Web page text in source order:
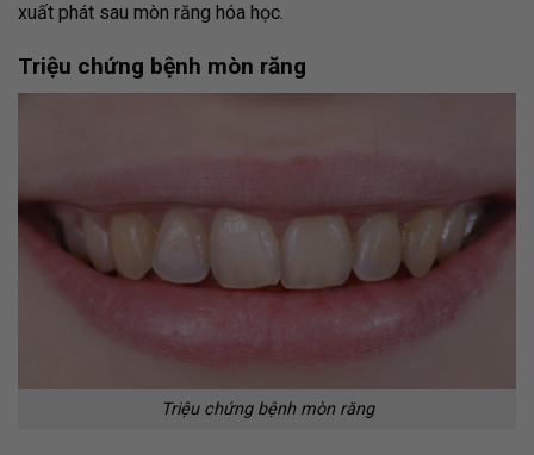
xuất phát sau mòn răng hóa học.
Triệu chứng bệnh mòn răng
Triệu chứng bệnh mòn răng